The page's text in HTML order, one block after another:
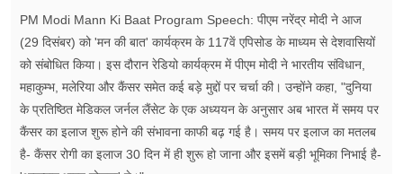
गैलरी
वीडियो
रिलेशनशिप
जीवन मंत्रा
PM Modi Mann Ki Baat Program Speech: पीएम नरेंद्र मोदी ने आज
(29 दिसंबर) को 'मन की बात' कार्यक्रम के 117वें एपिसोड के माध्यम से देशवासियों
को संबोधित किया। इस दौरान रेडियो कार्यक्रम में पीएम मोदी ने भारतीय संविधान,
महाकुम्भ, मलेरिया और कैंसर समेत कई बड़े मुद्दों पर चर्चा की। उन्होंने कहा, "दुनिया
के प्रतिष्ठित मेडिकल जर्नल लैंसेट के एक अध्ययन के अनुसार अब भारत में समय पर
कैंसर का इलाज शुरू होने की संभावना काफी बढ़ गई है। समय पर इलाज का मतलब
है- कैंसर रोगी का इलाज 30 दिन में ही शुरू हो जाना और इसमें बड़ी भूमिका निभाई है-